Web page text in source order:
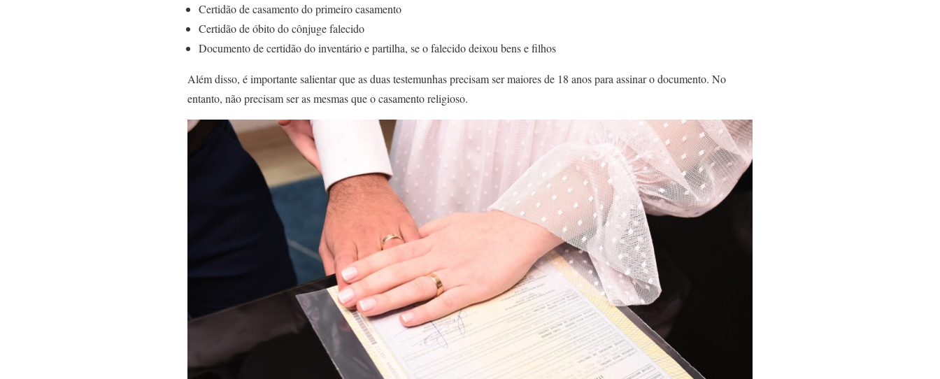
Certidão de casamento do primeiro casamento
Certidão de óbito do cônjuge falecido
Documento de certidão do inventário e partilha, se o falecido deixou bens e filhos
Além disso, é importante salientar que as duas testemunhas precisam ser maiores de 18 anos para assinar o documento. No
entanto, não precisam ser as mesmas que o casamento religioso.